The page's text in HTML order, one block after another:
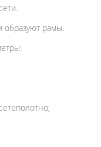
образуют рамы.